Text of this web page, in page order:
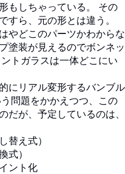
もしちゃっている。 その
すら、元の形とは違う。
やどこのパーツかわからな
塗装が見えるのでボンネッ
トガラスは一体どこにい
にリアル変形するバンブル
問題をかかえつつ、この
だが、予定しているのは、
替え式）
式）
ント化